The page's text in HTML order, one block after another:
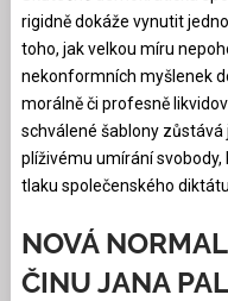
rigidně dokáže vynutit
toho, jak velkou míru
nekonformních myšlenek
morálně či profesně
schválené šablony
plíživému umírání
tlaku společenského diktátu.
NOVÁ
ČINU JANA